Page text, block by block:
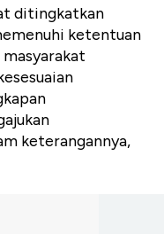
ditingkatkan
ketentuan
keterangannya,